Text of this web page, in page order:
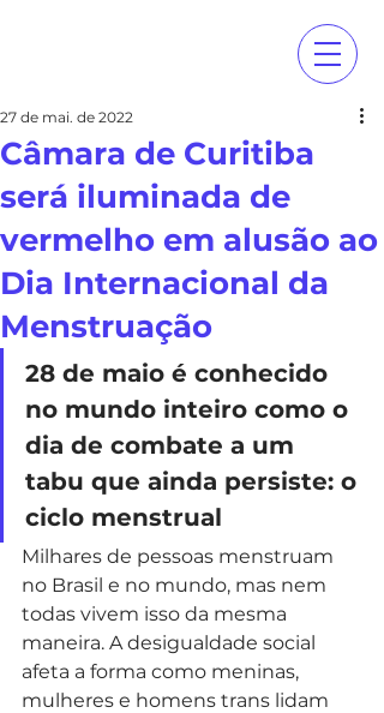
Câmara de Curitiba
será iluminada de
vermelho em alusão ao
Dia Internacional da
Menstruação
27 de mai. de 2022
28 de maio é conhecido
no mundo inteiro como o
dia de combate a um
tabu que ainda persiste: o
ciclo menstrual
Milhares de pessoas menstruam
no Brasil e no mundo, mas nem
todas vivem isso da mesma
maneira. A desigualdade social
afeta a forma como meninas,
mulheres e homens trans lidam